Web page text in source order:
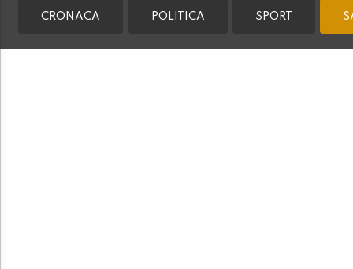
CRONACA POLITICA SPORT